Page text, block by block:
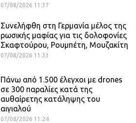
07/08/2026 11:37
Συνελήφθη στη Γερμανία μέλος της
ρωσικής μαφίας για τις δολοφονίες
Σκαφτούρου, Ρουμπέτη, Μουζακίτη
07/08/2026 11:33
Πάνω από 1.500 έλεγχοι με drones
σε 300 παραλίες κατά της
αυθαίρετης κατάληψης του
αιγιαλού
07/08/2026 11:24